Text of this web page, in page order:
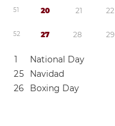
51 20 21 22
52 27 28 29
1
National Day
25
Navidad
26 Boxing Day